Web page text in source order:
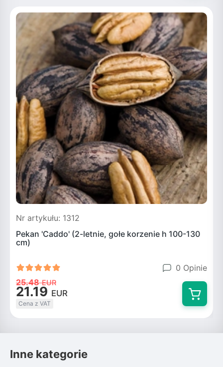
Nr artykułu: 1312
Pekan 'Caddo' (2-letnie, gołe korzenie h 100-130
cm)
0 Opinie
25.48 EUR
21.19 EUR
Cena z VAT
Inne kategorie